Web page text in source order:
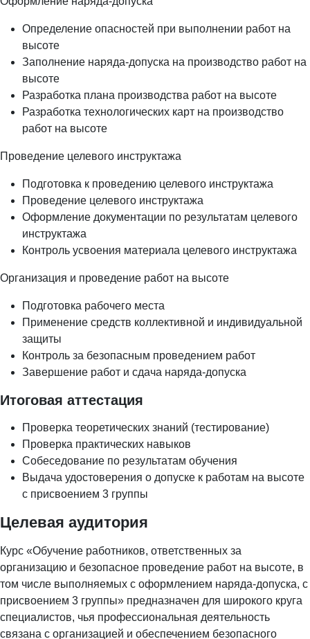
Определение опасностей при выполнении работ на
высоте
Заполнение наряда-допуска на производство работ на
высоте
Разработка плана производства работ на высоте
Разработка технологических карт на производство
работ на высоте
Проведение целевого инструктажа
Подготовка к проведению целевого инструктажа
Проведение целевого инструктажа
Оформление документации по результатам целевого
инструктажа
Контроль усвоения материала целевого инструктажа
Организация и проведение работ на высоте
Подготовка рабочего места
Применение средств коллективной и индивидуальной
защиты
Контроль за безопасным проведением работ
Завершение работ и сдача наряда-допуска
Итоговая аттестация
Проверка теоретических знаний (тестирование)
Проверка практических навыков
Собеседование по результатам обучения
Выдача удостоверения о допуске к работам на высоте
с присвоением 3 группы
Целевая аудитория
Курс «Обучение работников, ответственных за
организацию и безопасное проведение работ на высоте, в
том числе выполняемых с оформлением наряда-допуска, с
присвоением 3 группы» предназначен для широкого круга
специалистов, чья профессиональная деятельность
связана с организацией и обеспечением безопасного